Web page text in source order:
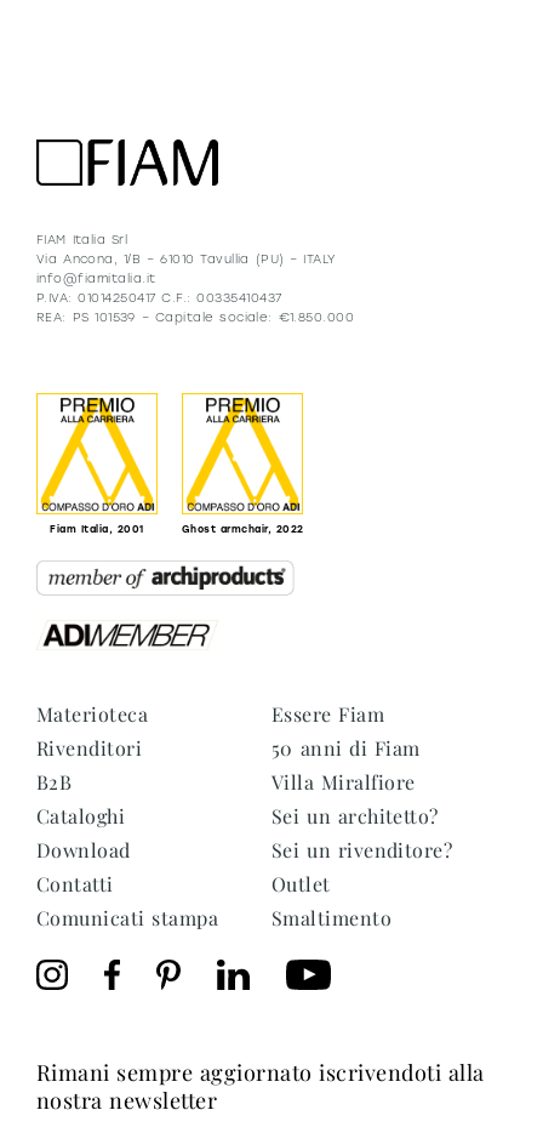
FIAM Italia Srl
Via Ancona, 1/B – 61010 Tavullia (PU) – ITALY
info@fiamitalia.it
P.IVA: 01014250417 C.F.: 00335410437
REA: PS 101539 – Capitale sociale: €1.850.000
Fiam Italia, 2001 Ghost armchair, 2022
Materioteca
Rivenditori
B2B
Cataloghi
Download
Contatti
Comunicati stampa
Essere Fiam
50 anni di Fiam
Villa Miralfiore
Sei un architetto?
Sei un rivenditore?
Outlet
Smaltimento
rimani sempre aggiornato iscrivendoti alla
nostra newsletter